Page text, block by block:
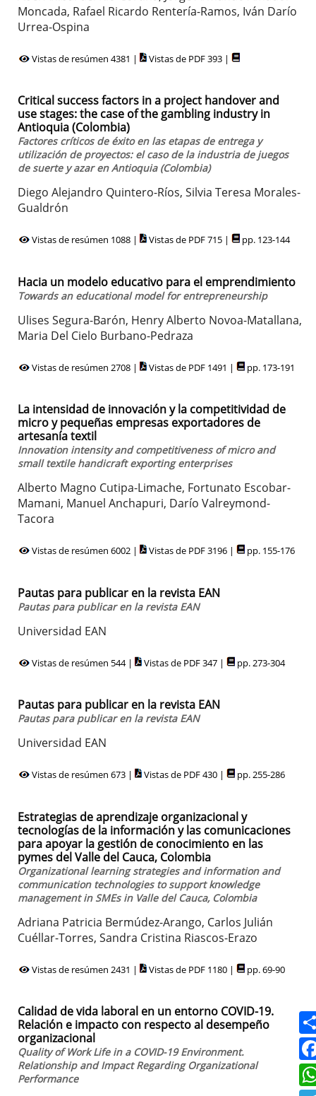
Moncada, Rafael Ricardo Rentería-Ramos, Iván Darío
Urrea-Ospina
Vistas de resúmen 4381 | Vistas de PDF 393 |
Critical success factors in a project handover and
use stages: the case of the gambling industry in
Antioquia (Colombia)
Factores críticos de éxito en las etapas de entrega y
utilización de proyectos: el caso de la industria de juegos
de suerte y azar en Antioquia (Colombia)
Diego Alejandro Quintero-Ríos, Silvia Teresa Morales-
Gualdrón
Vistas de resúmen 1088 | Vistas de PDF 715 | pp. 123-144
Hacia un modelo educativo para el emprendimiento
Towards an educational model for entrepreneurship
Ulises Segura-Barón, Henry Alberto Novoa-Matallana,
Maria Del Cielo Burbano-Pedraza
Vistas de resúmen 2708 | Vistas de PDF 1491 | pp. 173-191
La intensidad de innovación y la competitividad de
micro y pequeñas empresas exportadores de
artesanía textil
Innovation intensity and competitiveness of micro and
small textile handicraft exporting enterprises
Alberto Magno Cutipa-Limache, Fortunato Escobar-
Mamani, Manuel Anchapuri, Darío Valreymond-
Tacora
Vistas de resúmen 6002 | Vistas de PDF 3196 | pp. 155-176
Pautas para publicar en la revista EAN
Pautas para publicar en la revista EAN
Universidad EAN
Vistas de resúmen 544 | Vistas de PDF 347 | pp. 273-304
Pautas para publicar en la revista EAN
Pautas para publicar en la revista EAN
Universidad EAN
Vistas de resúmen 673 | Vistas de PDF 430 | pp. 255-286
Estrategias de aprendizaje organizacional y
tecnologías de la información y las comunicaciones
para apoyar la gestión de conocimiento en las
pymes del Valle del Cauca, Colombia
Organizational learning strategies and information and
communication technologies to support knowledge
management in SMEs in Valle del Cauca, Colombia
Adriana Patricia Bermúdez-Arango, Carlos Julián
Cuéllar-Torres, Sandra Cristina Riascos-Erazo
Vistas de resúmen 2431 | Vistas de PDF 1180 | pp. 69-90
Calidad de vida laboral en un entorno COVID-19.
Relación e impacto con respecto al desempeño
organizacional
Quality of Work Life in a COVID-19 Environment.
Relationship and Impact Regarding Organizational
Performance